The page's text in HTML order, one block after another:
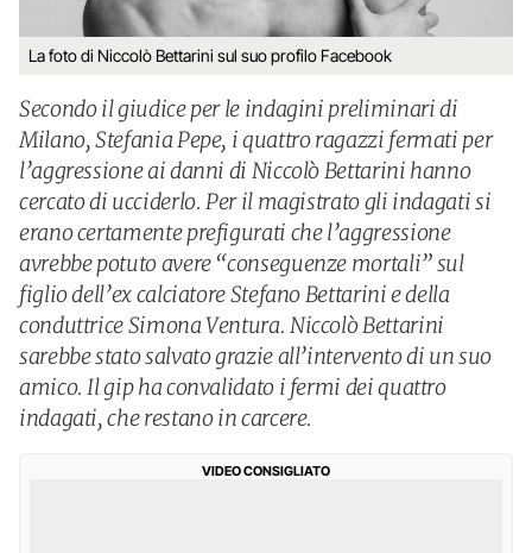
La foto di Niccolò Bettarini sul suo profilo Facebook
Secondo il giudice per le indagini preliminari di
Milano, Stefania Pepe, i quattro ragazzi fermati per
l’aggressione ai danni di Niccolò Bettarini hanno
cercato di ucciderlo. Per il magistrato gli indagati si
erano certamente prefigurati che l’aggressione
avrebbe potuto avere “conseguenze mortali” sul
figlio dell’ex calciatore Stefano Bettarini e della
conduttrice Simona Ventura. Niccolò Bettarini
sarebbe stato salvato grazie all’intervento di un suo
amico. Il gip ha convalidato i fermi dei quattro
indagati, che restano in carcere.
VIDEO CONSIGLIATO